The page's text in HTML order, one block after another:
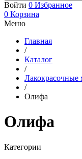
Войти 0 Избранное
0 Корзина
Меню
Главная
/
Каталог
/
Лакокрасочные
/
Олифа
Олифа
Категории